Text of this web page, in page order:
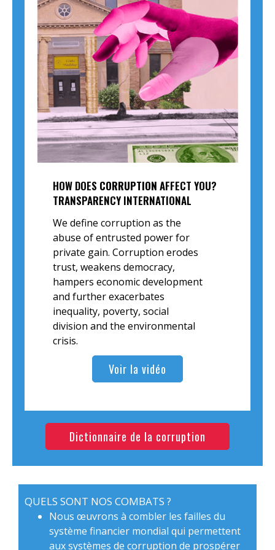
HOW DOES CORRUPTION AFFECT YOU?
TRANSPARENCY INTERNATIONAL
We define corruption as the
abuse of entrusted power for
private gain. Corruption erodes
trust, weakens democracy,
hampers economic development
and further exacerbates
inequality, poverty, social
division and the environmental
crisis.
Voir la vidéo
Dictionnaire de la corruption
QUELS SONT NOS COMBATS ?
Nous œuvrons à combler les failles du
système financier mondial qui permettent
aux systèmes de corruption de prospérer